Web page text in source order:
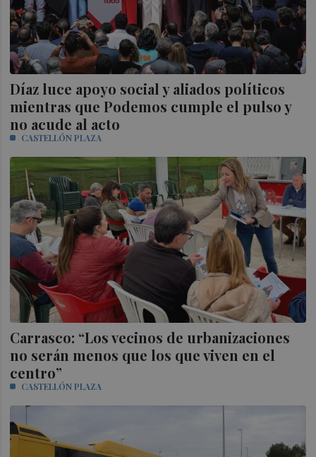
Díaz luce apoyo social y aliados políticos
mientras que Podemos cumple el pulso y
no acude al acto
CASTELLÓN PLAZA
Carrasco: “Los vecinos de urbanizaciones
no serán menos que los que viven en el
centro”
CASTELLÓN PLAZA